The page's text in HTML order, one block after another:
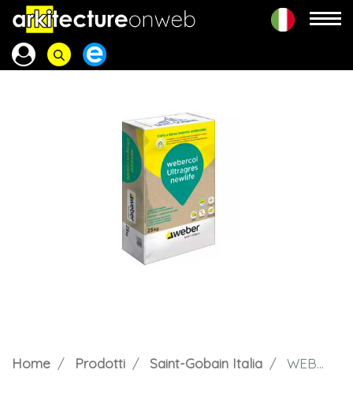
Home Prodotti Saint-Gobain Italia WEBERCOL ULTRAGRES NEWLIFE